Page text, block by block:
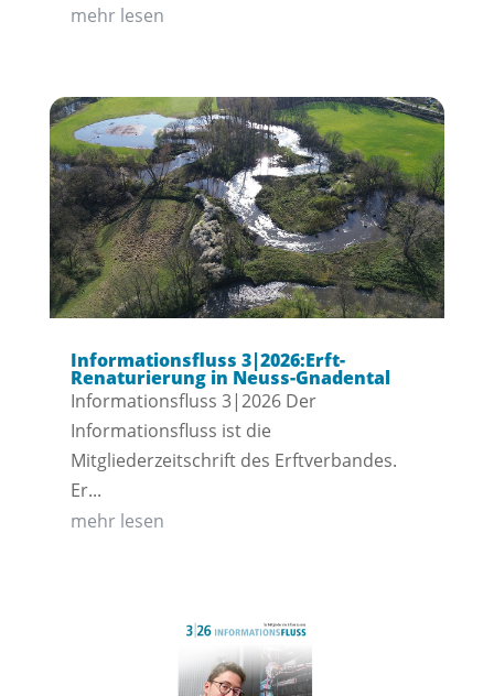
mehr lesen
Informationsfluss 3|2026:Erft-
Renaturierung in Neuss-Gnadental
Informationsfluss 3|2026 Der
Informationsfluss ist die
Mitgliederzeitschrift des Erftverbandes.
Er...
mehr lesen